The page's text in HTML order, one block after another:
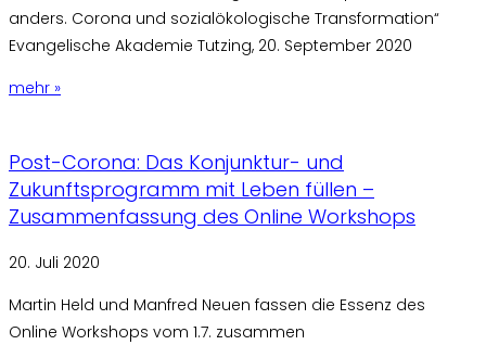
anders. Corona und sozialökologische Transformation“
Evangelische Akademie Tutzing, 20. September 2020
mehr »
Post-Corona: Das Konjunktur- und
Zukunftsprogramm mit Leben füllen –
Zusammenfassung des Online Workshops
20. Juli 2020
Martin Held und Manfred Neuen fassen die Essenz des
Online Workshops vom 1.7. zusammen